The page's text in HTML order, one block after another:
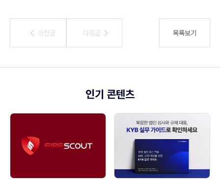
이전글
이전글 다음글
다음글 목록보기
인기 콘텐츠